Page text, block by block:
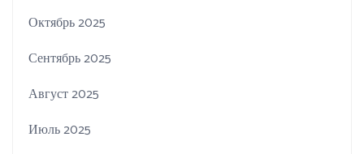
Октябрь 2025
Сентябрь 2025
Август 2025
Июль 2025